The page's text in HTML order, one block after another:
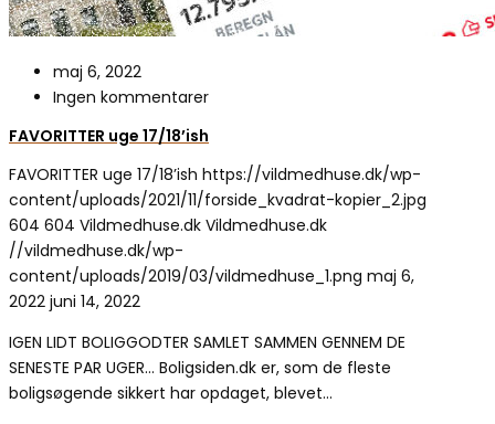
maj 6, 2022
Ingen kommentarer
FAVORITTER uge 17/18’ish
FAVORITTER uge 17/18’ish https://vildmedhuse.dk/wp-
content/uploads/2021/11/forside_kvadrat-kopier_2.jpg
604 604 Vildmedhuse.dk Vildmedhuse.dk
//vildmedhuse.dk/wp-
content/uploads/2019/03/vildmedhuse_1.png maj 6,
2022 juni 14, 2022
IGEN LIDT BOLIGGODTER SAMLET SAMMEN GENNEM DE
SENESTE PAR UGER… Boligsiden.dk er, som de fleste
boligsøgende sikkert har opdaget, blevet…